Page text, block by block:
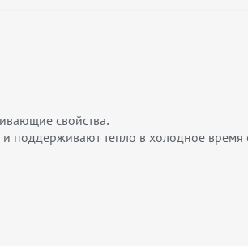
свойства.
поддерживают тепло в холодное время